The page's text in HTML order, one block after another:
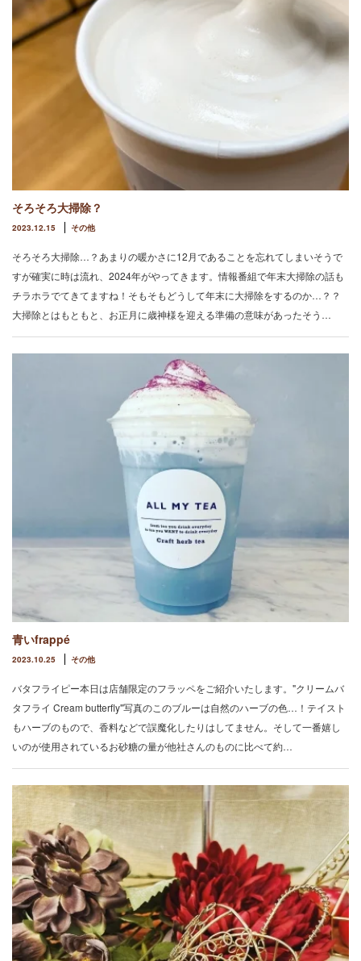
そろそろ大掃除？
2023.12.15 その他
そろそろ大掃除…？あまりの暖かさに12月であることを忘れてしまいそうで
すが確実に時は流れ、2024年がやってきます。情報番組で年末大掃除の話も
チラホラでてきてますね！そもそもどうして年末に大掃除をするのか…？？
大掃除とはもともと、お正月に歳神様を迎える準備の意味があったそう…
青いfrappé
2023.10.25 その他
バタフライピー本日は店舗限定のフラッペをご紹介いたします。"クリームバ
タフライ Cream butterfly"写真のこのブルーは自然のハーブの色…！テイスト
もハーブのもので、香料などで誤魔化したりはしてません。そして一番嬉し
いのが使用されているお砂糖の量が他社さんのものに比べて約…